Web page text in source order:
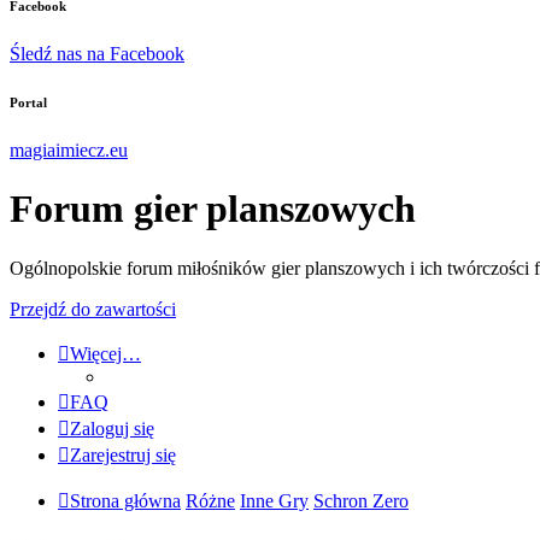
Facebook
Śledź nas na Facebook
Portal
magiaimiecz.eu
Forum gier planszowych
Ogólnopolskie forum miłośników gier planszowych i ich twórczości
Przejdź do zawartości
Więcej…
FAQ
Zaloguj się
Zarejestruj się
Strona główna Różne Inne Gry Schron Zero